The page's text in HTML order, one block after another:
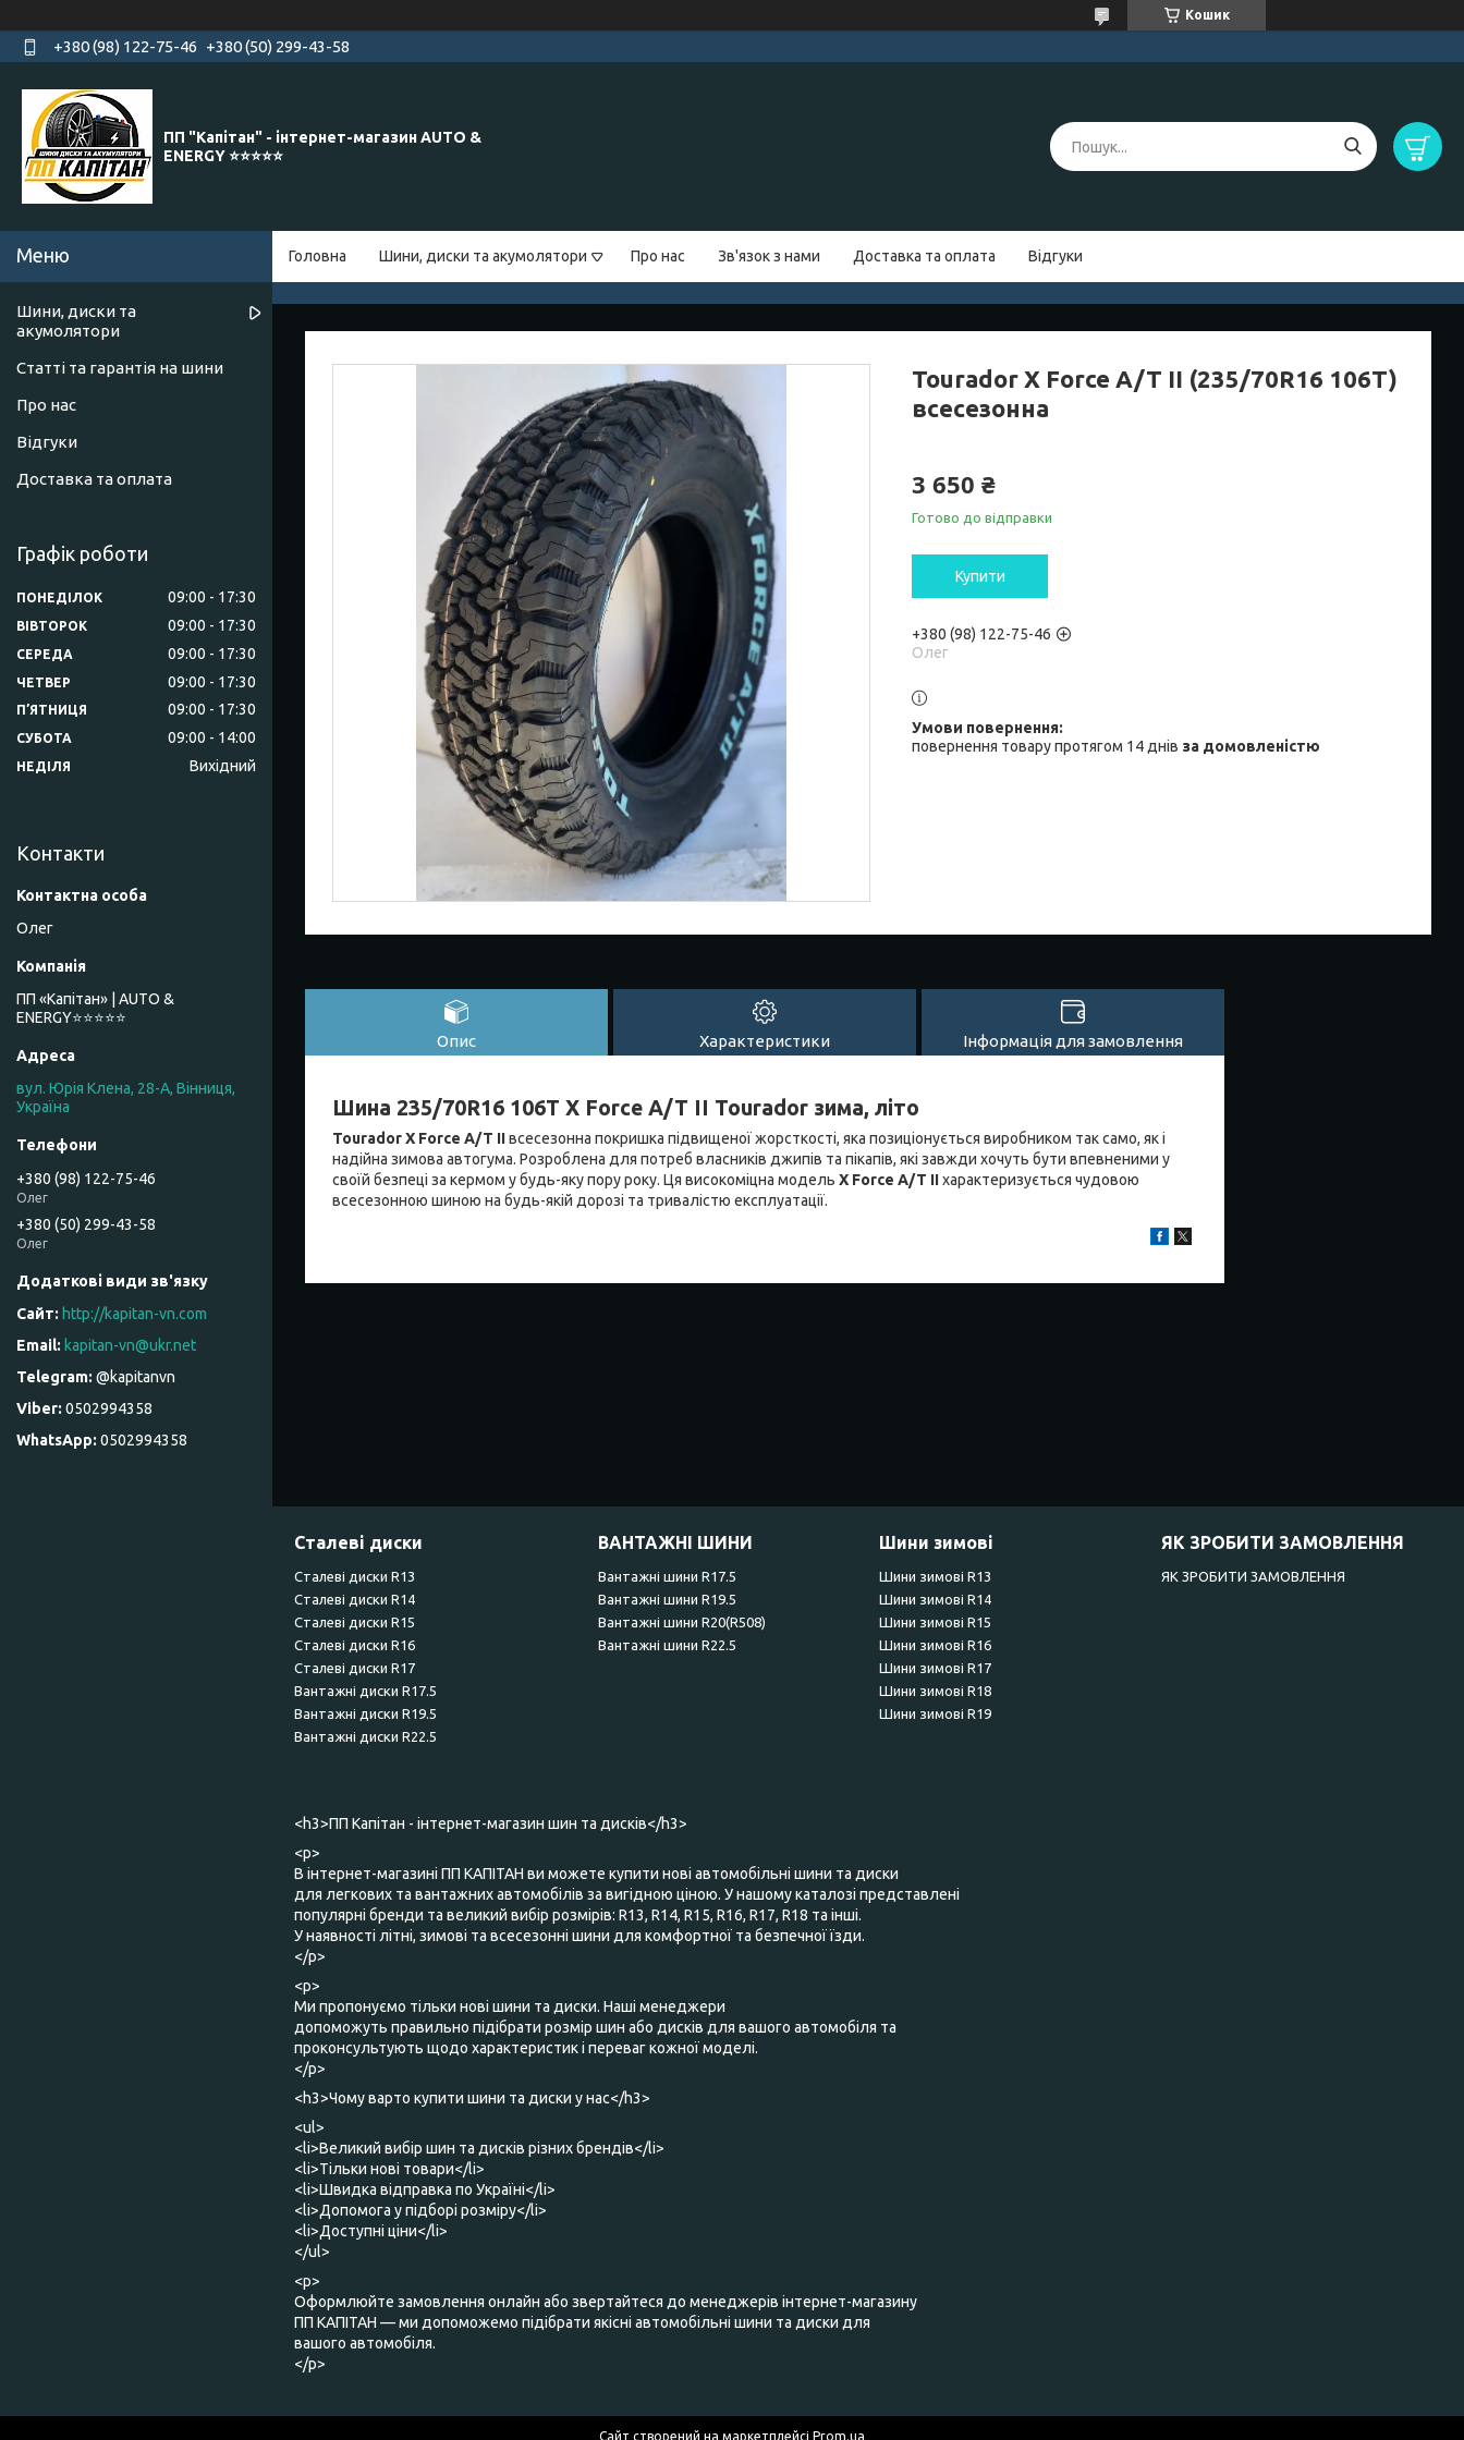
Кошик
+380 (98) 122-75-46 +380 (50) 299-43-58
ПП "Капітан" - інтернет-магазин AUTO &
ENERGY ⭐️⭐️⭐️⭐️⭐️
Головна Шини, диски та акумолятори Про нас Зв'язок з нами Доставка та оплата Відгуки
Tourador X Force A/T II (235/70R16 106T)
всесезонна
3 650 ₴
Готово до відправки
Купити
+380 (98) 122-75-46
Олег
повернення товару протягом 14 днів за домовленістю
Опис Характеристики Інформація для замовлення
Шина 235/70R16 106T X Force A/T II Tourador зима, літо
Tourador X Force A/T IIвсесезонна покришка підвищеної жорсткості, яка позиціонується виробником так само, як і
надійна зимова автогума. Розроблена для потреб власників джипів та пікапів, які завжди хочуть бути впевненими у
своїй безпеці за кермом у будь-яку пору року. Ця високоміцна модель X Force A/T IIхарактеризується чудовою
всесезонною шиною на будь-якій дорозі та тривалістю експлуатації.
Шини, диски та
акумолятори
Статті та гарантія на шини
Про нас
Відгуки
Доставка та оплата
Графік роботи
ПОНЕДІЛОК 09:00 17:30
ВІВТОРОК 09:00 17:30
СЕРЕДА 09:00 17:30
ЧЕТВЕР 09:00 17:30
ПʼЯТНИЦЯ 09:00 17:30
СУБОТА 09:00 14:00
НЕДІЛЯ Вихідний
Контакти
Олег
ПП «Капітан» | AUTO &
ENERGY⭐️⭐️⭐️⭐️⭐️
вул. Юрія Клена, 28-А, Вінниця,
Україна
+380 (98) 122-75-46
Олег
+380 (50) 299-43-58
Олег
http://kapitan-vn.com
kapitan-vn@ukr.net
@kapitanvn
0502994358
0502994358
Сталеві диски
Сталеві диски R13
Сталеві диски R14
Сталеві диски R15
Сталеві диски R16
Сталеві диски R17
Вантажні диски R17.5
Вантажні диски R19.5
Вантажні диски R22.5
ВАНТАЖНІ ШИНИ
Вантажні шини R17.5
Вантажні шини R19.5
Вантажні шини R20(R508)
Вантажні шини R22.5
Шини зимові
Шини зимові R13
Шини зимові R14
Шини зимові R15
Шини зимові R16
Шини зимові R17
Шини зимові R18
Шини зимові R19
ЯК ЗРОБИТИ ЗАМОВЛЕННЯ
ЯК ЗРОБИТИ ЗАМОВЛЕННЯ
<h3>ПП Капітан - інтернет-магазин шин та дисків</h3>
<p>
В інтернет-магазині ПП КАПІТАН ви можете купити нові автомобільні шини та диски
для легкових та вантажних автомобілів за вигідною ціною. У нашому каталозі представлені
популярні бренди та великий вибір розмірів: R13, R14, R15, R16, R17, R18 та інші.
У наявності літні, зимові та всесезонні шини для комфортної та безпечної їзди.
</p>
<p>
Ми пропонуємо тільки нові шини та диски. Наші менеджери
допоможуть правильно підібрати розмір шин або дисків для вашого автомобіля та
проконсультують щодо характеристик і переваг кожної моделі.
</p>
<h3>Чому варто купити шини та диски у нас</h3>
<ul>
<li>Великий вибір шин та дисків різних брендів</li>
<li>Тільки нові товари</li>
<li>Швидка відправка по Україні</li>
<li>Допомога у підборі розміру</li>
<li>Доступні ціни</li>
</ul>
<p>
Оформлюйте замовлення онлайн або звертайтеся до менеджерів інтернет-магазину
ПП КАПІТАН — ми допоможемо підібрати якісні автомобільні шини та диски для
вашого автомобіля.
</p>
Сайт створений на маркетплейсі Prom.ua